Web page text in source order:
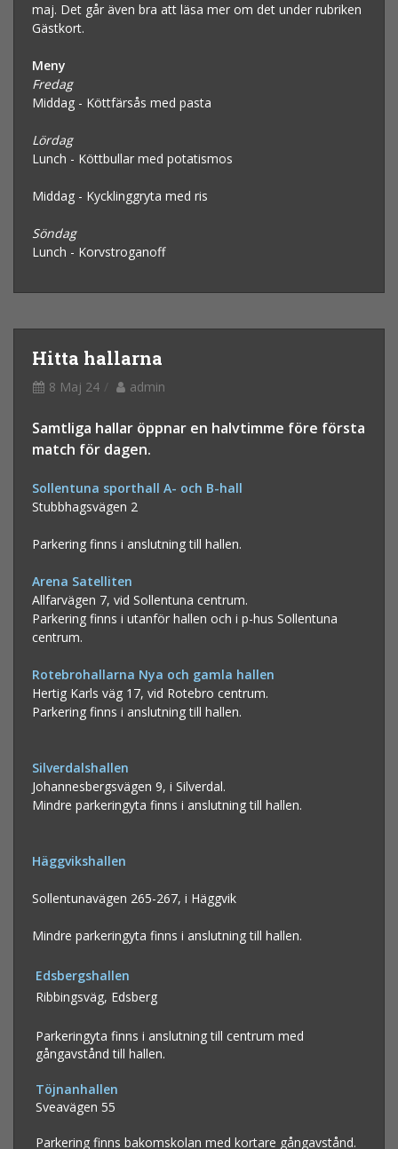
maj. Det går även bra att läsa mer om det under rubriken
Gästkort.
Meny
Fredag
Middag - Köttfärsås med pasta
Lördag
Lunch - Köttbullar med potatismos
Middag - Kycklinggryta med ris
Söndag
Lunch - Korvstroganoff
Hitta hallarna
8 Maj 24 admin
Samtliga hallar öppnar en halvtimme före första
match för dagen.
Sollentuna sporthall A- och B-hall
Stubbhagsvägen 2
Parkering finns i anslutning till hallen.
Arena Satelliten
Allfarvägen 7, vid Sollentuna centrum.
Parkering finns i utanför hallen och i p-hus Sollentuna
centrum.
Rotebrohallarna Nya och gamla hallen
Hertig Karls väg 17, vid Rotebro centrum.
Parkering finns i anslutning till hallen.
Silverdalshallen
Johannesbergsvägen 9, i Silverdal.
Mindre parkeringyta finns i anslutning till hallen.
Häggvikshallen
Sollentunavägen 265-267, i Häggvik
Mindre parkeringyta finns i anslutning till hallen.
Edsbergshallen
Ribbingsväg, Edsberg
Parkeringyta finns i anslutning till centrum med
gångavstånd till hallen.
Töjnanhallen
Sveavägen 55
Parkering finns bakomskolan med kortare gångavstånd.